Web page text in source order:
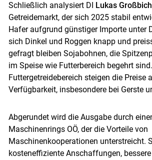
Schließlich analysiert DI Lukas
Getreidemarkt, der sich 2025 stabil
Hafer aufgrund günstiger Importe unter
sich Dinkel und Roggen knapp und
gefragt bleiben Sojabohnen, die
im Speise wie Futterbereich begehrt
Futtergetreidebereich steigen die Preise
Verfügbarkeit, insbesondere bei Gerste
Abgerundet wird die Ausgabe durch
Maschinenrings OÖ, der die Vorteile von
Maschinenkooperationen unterstreicht.
kosteneffiziente Anschaffungen, bessere